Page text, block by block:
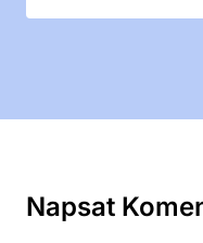
Napsat